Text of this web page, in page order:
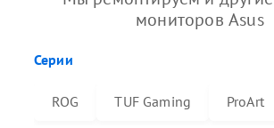
мониторов Asus
Серии
ROG TUF Gaming ProArt